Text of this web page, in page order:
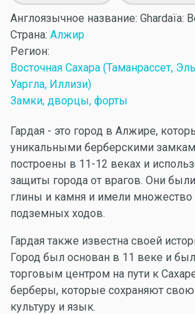
Англоязычное название: Ghardaïa:
Страна: Алжир
Регион:
Восточная Сахара (Таманрассет,
Уаргла, Иллизи)
Замки, дворцы, форты
Гардая - это город в Алжире,
уникальными берберскими
построены в 11-12 веках и
защиты города от врагов. Они
глины и камня и имели множество
подземных ходов.
Гардая также известна своей
Город был основан в 11 веке и
торговым центром на пути к
берберы, которые сохраняют
культуру и язык.